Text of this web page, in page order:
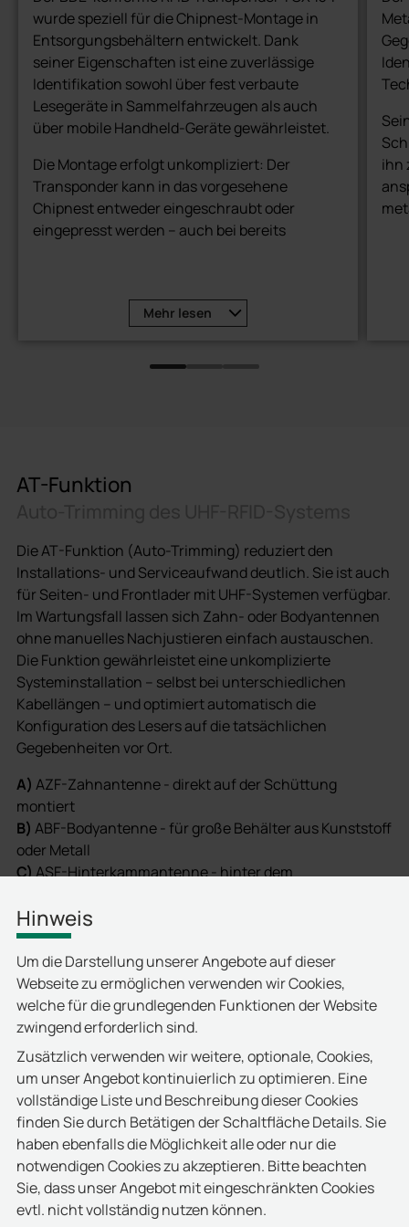
wurde speziell für die Chipnest-Montage in
Entsorgungsbehältern entwickelt. Dank
seiner Eigenschaften ist eine zuverlässige
Identifikation sowohl über fest verbaute
Lesegeräte in Sammelfahrzeugen als auch
über mobile Handheld-Geräte gewährleistet.
Die Montage erfolgt unkompliziert: Der
Transponder kann in das vorgesehene
Chipnest entweder eingeschraubt oder
eingepresst werden – auch bei bereits
wartungsfrei, stoßfest und
vibrationsresistent.
Mehr lesen
ihn
AT-Funktion
Die AT-Funktion (Auto-Trimming) reduziert den
Installations- und Serviceaufwand deutlich. Sie ist auch
für Seiten- und Frontlader mit UHF-Systemen verfügbar.
Im Wartungsfall lassen sich Zahn- oder Bodyantennen
ohne manuelles Nachjustieren einfach austauschen.
Die Funktion gewährleistet eine unkomplizierte
Systeminstallation – selbst bei unterschiedlichen
Kabellängen – und optimiert automatisch die
Konfiguration des Lesers auf die tatsächlichen
Gegebenheiten vor Ort.
A) AZF-Zahnantenne - direkt auf der Schüttung
montiert
B) ABF-Bodyantenne - für große Behälter aus Kunststoff
oder Metall
C)ASF-Hinterkammantenne - hinter dem
Die AT-Funktion im RFID Leser LFR 4 passt das System
dynamisch an Faktoren wie Kabellänge,
Antennenposition oder Montageort im Bereich der
Schüttung an. Auch durch Installationseinflüsse
bedingte Schwankungen der Lesereichweite werden
automatisch ausgeglichen. Das integrierte Auto-Tune-
Verfahren kompensiert insbesondere die
Rückwirkungen von Materialien wie Stahl oder
Aluminium auf das Strahlungsverhalten der Antenne.
Damit wird der Installationsaufwand erheblich reduziert.
Mehrlesen
Zusätzlich bietet der LFR 4 im Zusammenspiel mit der
AT-Funktion ein erweitertes Konfigurationsmenü.
Dieses stellt hilfreiche Optimierungsfunktionen und
Hinweis
Um die Darstellung unserer Angebote auf dieser
Webseite zu ermöglichen verwenden wir Cookies,
welche für die grundlegenden Funktionen der Website
zwingend erforderlich sind.
Zusätzlich verwenden wir weitere, optionale, Cookies,
um unser Angebot kontinuierlich zu optimieren. Eine
vollständige Liste und Beschreibung dieser Cookies
finden Sie durch Betätigen der Schaltfläche Details. Sie
haben ebenfalls die Möglichkeit alle oder nur die
notwendigen Cookies zu akzeptieren. Bitte beachten
Sie, dass unser Angebot mit eingeschränkten Cookies
evtl. nicht vollständig nutzen können.